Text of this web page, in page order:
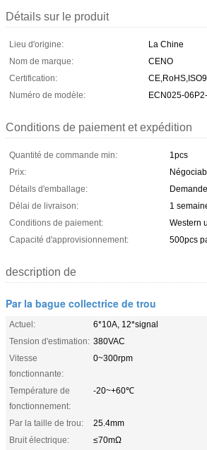
Détails sur le produit
Lieu d'origine:
La Chine
Nom de marque:
CENO
Certification:
Numéro de modèle:
ECN025-
Conditions de paiement et expédition
Quantité de commande min:
1pcs
Prix:
Détails d'emballage:
Délai de livraison:
1
Conditions de paiement:
Western
Capacité d'approvisionnement:
500pcs
description de
Par la bague collectrice de trou
Actuel:
6*10A, 12*signal
Tension d'estimation: 380VAC
Vitesse
fonctionnante:
0~300rpm
Température de
fonctionnement:
-20~+60℃
Par la taille de trou:
25.4mm
Bruit électrique:
≤70mΩ